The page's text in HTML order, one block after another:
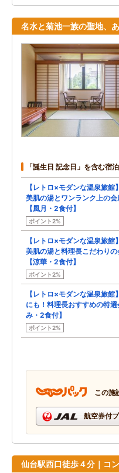
名水と菊池一族の聖地、
「誕生日 記念日」を含む宿
【レトロ×モダンな温泉旅館
美肌の湯とワンランク上の
【風月・2食付】
ポイント2%
【レトロ×モダンな温泉旅館
美肌の湯と料理長こだわり
【涼華・2食付】
ポイント2%
【レトロ×モダンな温泉旅館
にも！料理長おすすめの特
み・2食付】
ポイント2%
この施
航空券付
仙台駅西口徒歩４分｜コ